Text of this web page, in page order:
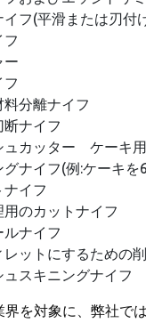
イフ(平滑または刃付
フ
ー
フ
料分離ナイフ
ナイフ
ュカッター ケーキ
グナイフ(例:ケーキ
ナイフ
用のカットナイフ
ナイフ
レットにするための
ュスキニングナイフ
界を対象に、弊社で